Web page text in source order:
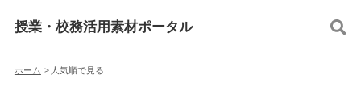
授業・校務活用素材ポータル
ホーム > 人気順で見る